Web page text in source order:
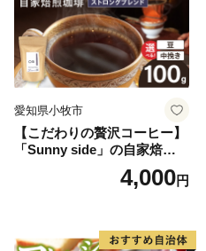
愛知県小牧市
【こだわりの贅沢コーヒー】
「Sunny side」の自家焙煎珈
琲ストロングブレンド（100
4,000円